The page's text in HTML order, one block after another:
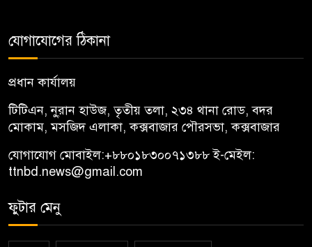
যোগাযোগের ঠিকানা
প্রধান কার্যালয়
টিটিএন, নু্রান হাউজ, তৃতীয় তলা, ২৩৪ থানা রোড, বদর
মোকাম, মসজিদ এলাকা, কক্সবাজার পৌরসভা, কক্সবাজার
যোগাযোগ মোবাইল:+৮৮০১৮৩০০৭১৩৮৮ই-মেইল:
ttnbd.news@gmail.com
ফুটার মেনু